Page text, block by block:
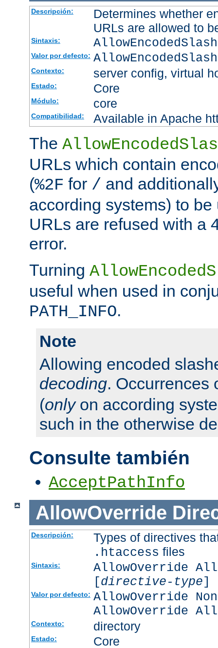
Descripción:
Determines whether
URLs are allowed to
Sintaxis:
Valor por defecto:
Contexto: server config, virtual
Estado: Core
Módulo: core
Compatibilidad: Available in Apache
The
URLs which contain
(%2F for / and
according systems) to
URLs are refused with a
error.
Turning
useful when used in
PATH_INFO.
Note
Allowing encoded
decoding. Occurrences
(onlyon according
such in the otherwise
Consulte también
AcceptPathInfo
AllowOverride
Descripción: Types of directives
.htaccess files
Sintaxis:
AllowOverride
[directive-type]
Valor por defecto: AllowOverride
AllowOverride
Contexto: directory
Estado: Core